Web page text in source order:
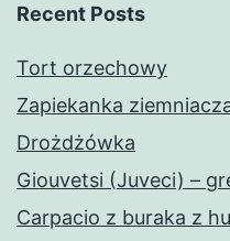
Recent Posts
Tort orzechowy
Zapiekanka
Drożdżówka
Giouvetsi (Juveci) –
Carpacio z buraka z